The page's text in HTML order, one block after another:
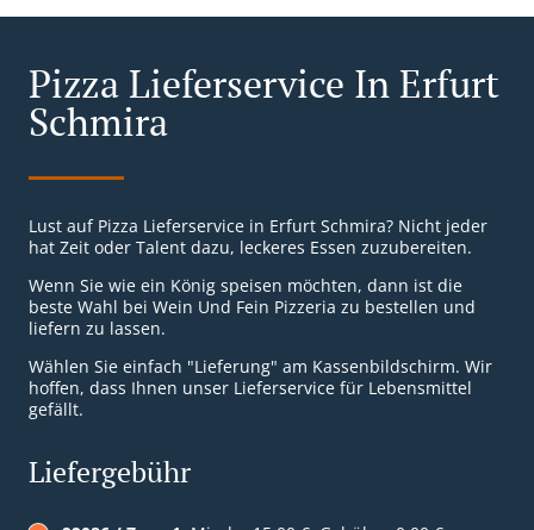
Pizza Lieferservice In Erfurt
Schmira
Lust auf Pizza Lieferservice in Erfurt Schmira? Nicht jeder
hat Zeit oder Talent dazu, leckeres Essen zuzubereiten.
Wenn Sie wie ein König speisen möchten, dann ist die
beste Wahl bei Wein Und Fein Pizzeria zu bestellen und
liefern zu lassen.
Wählen Sie einfach "Lieferung" am Kassenbildschirm. Wir
hoffen, dass Ihnen unser Lieferservice für Lebensmittel
gefällt.
Liefergebühr